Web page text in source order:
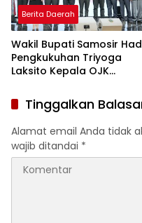
Berita Daerah
Wakil Bupati Samosir
Pengkukuhan Triyoga
Laksito Kepala OJK
Tinggalkan
Alamat email Anda tidak
wajib ditandai *